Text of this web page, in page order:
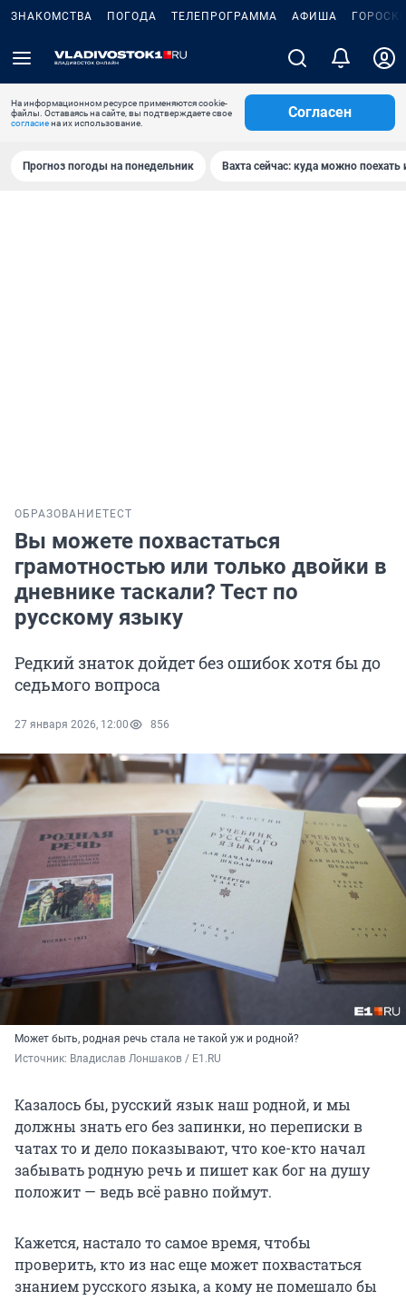
ЗНАКОМСТВА ПОГОДА ТЕЛЕПРОГРАММА АФИША
На информационном ресурсе применяются cookie-
файлы. Оставаясь на сайте, вы подтверждаете свое
согласиена их использование.
Согласен
Прогноз погоды на понедельник Вахта сейчас: куда можно поехать
ОБРАЗОВАНИЕТЕСТ
Вы можете похвастаться
грамотностью или только двойки в
дневнике таскали? Тест по
русскому языку
Редкий знаток дойдет без ошибок хотя бы до
седьмого вопроса
27 января 2026, 12:00 856
Может быть, родная речь стала не такой уж и родной?
Источник: Владислав Лоншаков / E1.RU
Казалось бы, русский язык наш родной, и мы
должны знать его без запинки, но переписки в
чатах то и дело показывают, что кое-кто начал
забывать родную речь и пишет как бог на душу
положит — ведь всё равно поймут.
Кажется, настало то самое время, чтобы
проверить, кто из нас еще может похвастаться
знанием русского языка, а кому не помешало бы